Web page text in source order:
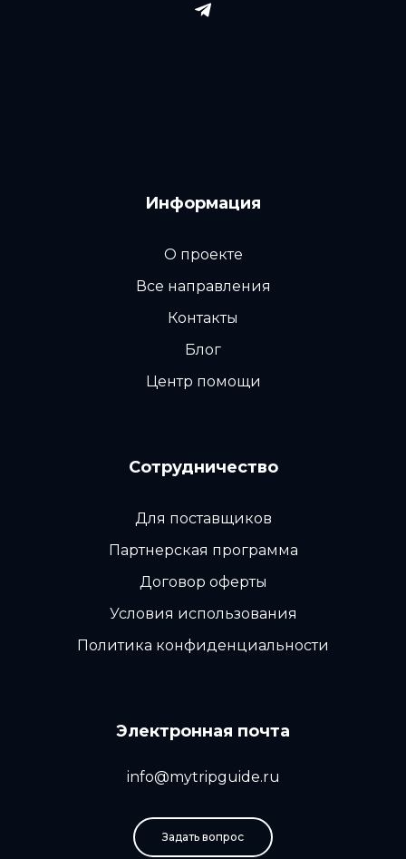
Информация
О проекте
Все направления
Контакты
Блог
Центр помощи
Сотрудничество
Для поставщиков
Партнерская программа
Договор оферты
Условия использования
Политика конфиденциальности
Электронная почта
info@mytripguide.ru
Задать вопрос